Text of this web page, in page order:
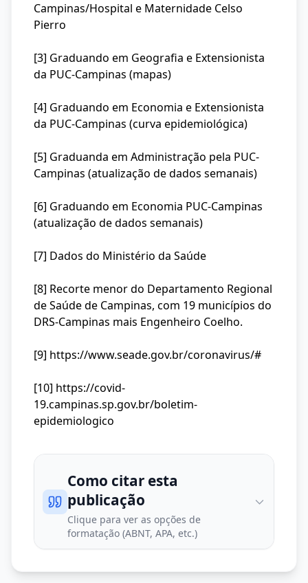
Campinas/Hospital e Maternidade Celso
Pierro
[3] Graduando em Geografia e Extensionista
da PUC-Campinas (mapas)
[4] Graduando em Economia e Extensionista
da PUC-Campinas (curva epidemiológica)
[5] Graduanda em Administração pela PUC-
Campinas (atualização de dados semanais)
[6] Graduando em Economia PUC-Campinas
(atualização de dados semanais)
[7] Dados do Ministério da Saúde
[8] Recorte menor do Departamento Regional
de Saúde de Campinas, com 19 municípios do
DRS-Campinas mais Engenheiro Coelho.
[9] https://www.seade.gov.br/coronavirus/#
[10] https://covid-
19.campinas.sp.gov.br/boletim-
epidemiologico
Como citar esta
publicação
Clique para ver as opções de
formatação (ABNT, APA, etc.)